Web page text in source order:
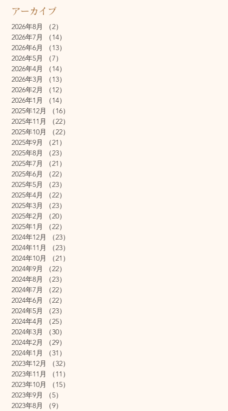
アーカイブ
2026年8月
（2）
2026年7月
（14）
2026年6月
（13）
2026年5月
（7）
2026年4月
（14）
2026年3月
（13）
2026年2月
（12）
2026年1月
（14）
2025年12月
（16）
2025年11月
（22）
2025年10月
（22）
2025年9月
（21）
2025年8月
（23）
2025年7月
（21）
2025年6月
（22）
2025年5月
（23）
2025年4月
（22）
2025年3月
（23）
2025年2月
（20）
2025年1月
（22）
2024年12月
（23）
2024年11月
（23）
2024年10月
（21）
2024年9月
（22）
2024年8月
（23）
2024年7月
（22）
2024年6月
（22）
2024年5月
（23）
2024年4月
（25）
2024年3月
（30）
2024年2月
（29）
2024年1月
（31）
2023年12月
（32）
2023年11月
（11）
2023年10月
（15）
2023年9月
（5）
2023年8月
（9）